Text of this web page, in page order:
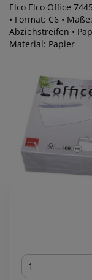
Elco Elco Office
• Format: C6 •
Abziehstreifen •
Material: Papier
Menge